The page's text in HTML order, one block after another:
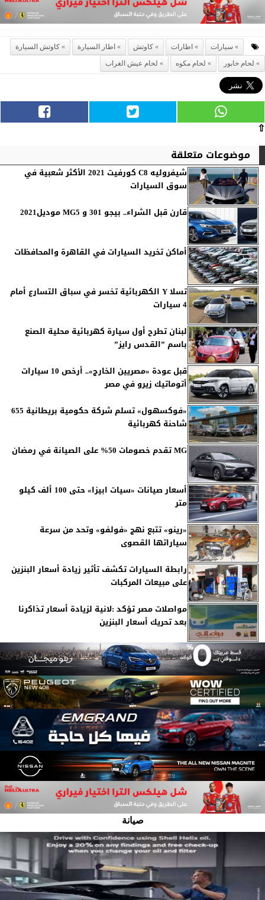
سيارات اطارات كاوتش اطار السيارة
كاوتش السيارة
لحام خابور
لحام مكوه لحام عيش الغراب
⇧
موضوعات متعلقة
شيفروليه C8 كورفيت 2021 الأكثر شعبية في
سوق السيارات
قارن قبل الشراء.. بيجو 301 و MG5 موديل2021
أماكن تخريد السيارات في القاهرة والمحافظات
تسلا Y الكهربائية تخسر في سباق التسارع أمام
4 سيارات
لبنان تطرح أول سيارة كهربائية محلية الصنع
باسم ”القدس رايز”
قبل عودة «مصريين الخارج».. أرخص 10 سيارات
أتوماتيك زيرو في مصر
«فوكسهول» تسلم شركة حكومية بريطانية 655
شاحنة كهربائية
MG تقدم خصومات 50% على الصيانة في رمضان
أسعار صيانات «سيات ابيزا» حتى 100 ألف كيلو
متر
«رينو» تتبع نهج «فولفو» وتحد من سرعة
سياراتها القصوى
رابطة السيارات تكشف تأثير زيادة أسعار البنزين
على مبيعات المركبات
مواصلات مصر تؤكد :لانية لزيادة أسعار تذاكرنا
بعد تحريك أسعار البنزين
صيانة